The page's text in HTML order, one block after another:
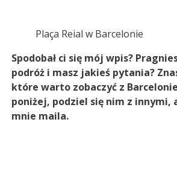
Plaça Reial w Barcelonie
Spodobał ci się mój wpis?
podróż i masz jakieś pytania?
które warto zobaczyć z
poniżej, podziel się nim z innymi,
mnie maila.